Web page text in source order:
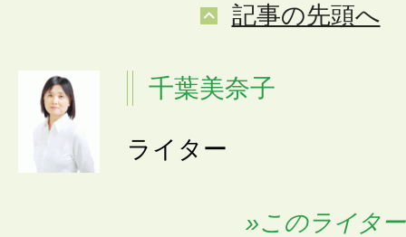
記事の先頭へ
千葉美奈子
ライター
»このライタ